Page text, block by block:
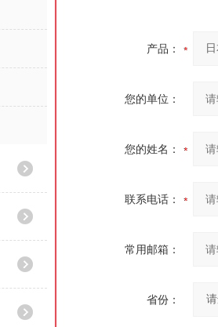
产品：
您的单位：
您的姓名：
联系电话：
常用邮箱：
省份：